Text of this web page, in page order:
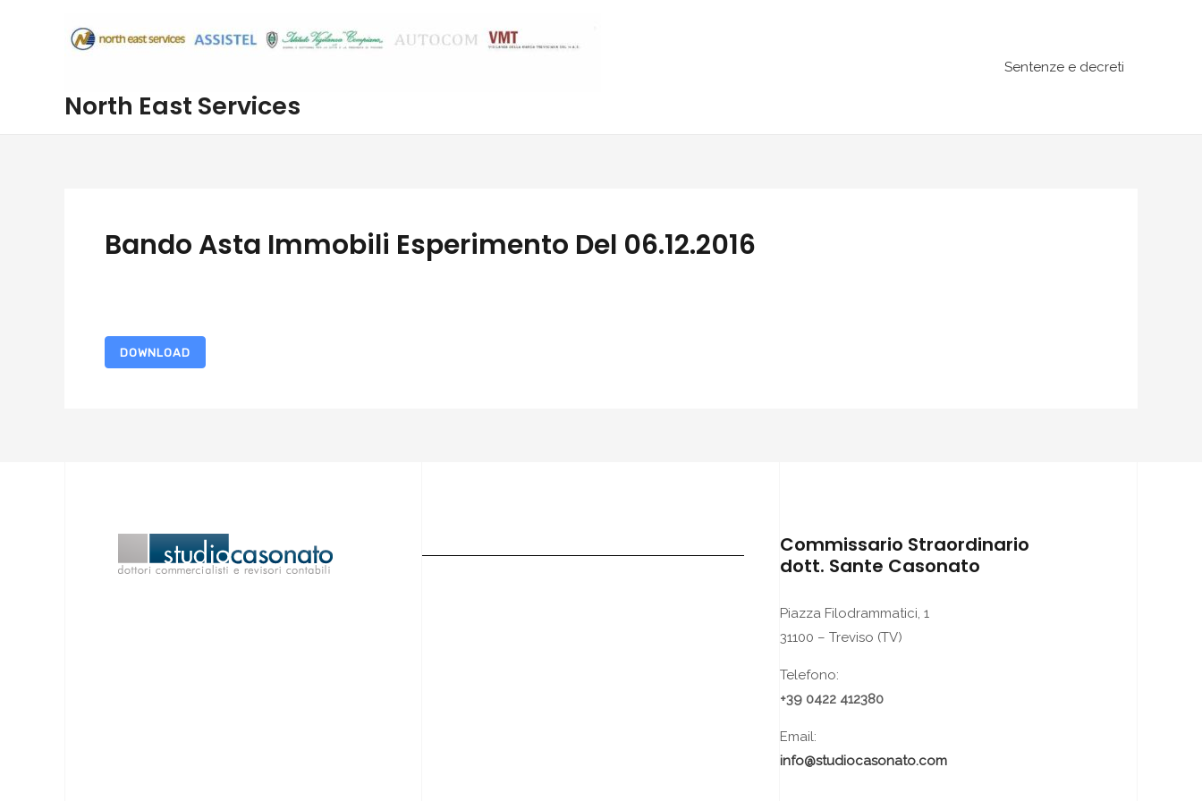
North East Services
Sentenze e decreti
Bando Asta Immobili Esperimento Del 06.12.2016
DOWNLOAD
Commissario Straordinario
dott. Sante Casonato
Piazza Filodrammatici, 1
31100 – Treviso (TV)
Telefono:
+39 0422 412380
Email:
info@studiocasonato.com